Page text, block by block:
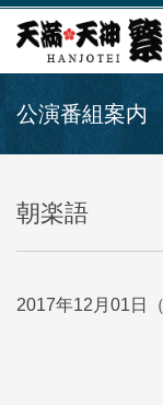
公演番組案内
朝楽語
2017年12月01日（